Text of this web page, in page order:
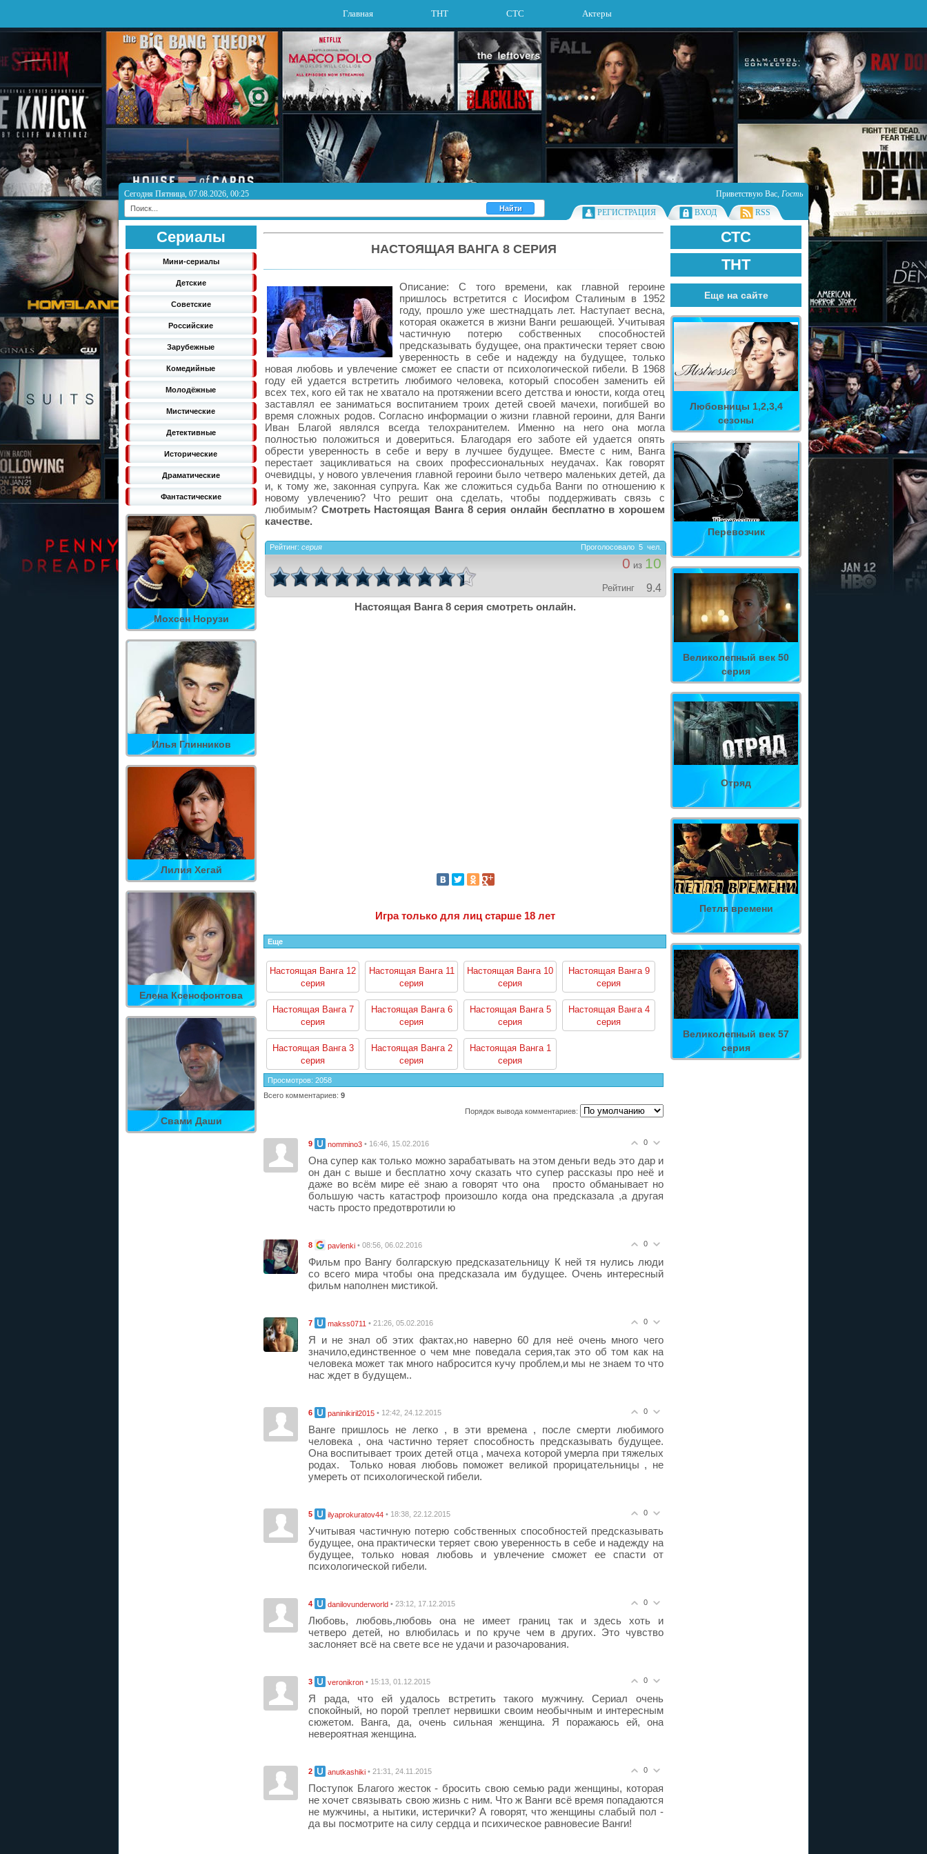
Главная ТНТ СТС Актеры
Сегодня Пятница, 07.08.2026, 00:25 Приветствую Вас, Гость
РЕГИСТРАЦИЯ
ВХОД RSS
Сериалы
Мини-сериалы
Детские
Советские
Российские
Зарубежные
Комедийные
Молодёжные
Мистические
Детективные
Исторические
Драматические
Фантастические
Мохсен Норузи
Илья Глинников
Лилия Хегай
Елена Ксенофонтова
Свами Даши
СТС
ТНТ
Еще на сайте
Любовницы 1,2,3,4
сезоны
Перевозчик
Великолепный век 50
серия
Отряд
Петля времени
Великолепный век 57
серия
НАСТОЯЩАЯ ВАНГА 8 СЕРИЯ
Описание: С того времени, как главной героине
пришлось встретится с Иосифом Сталиным в 1952
году, прошло уже шестнадцать лет. Наступает весна,
которая окажется в жизни Ванги решающей. Учитывая
частичную потерю собственных способностей
предсказывать будущее, она практически теряет свою
уверенность в себе и надежду на будущее, только
новая любовь и увлечение сможет ее спасти от психологической гибели. В 1968
году ей удается встретить любимого человека, который способен заменить ей
всех тех, кого ей так не хватало на протяжении всего детства и юности, когда отец
заставлял ее заниматься воспитанием троих детей своей мачехи, погибшей во
время сложных родов. Согласно информации о жизни главной героини, для Ванги
Иван Благой являлся всегда телохранителем. Именно на него она могла
полностью положиться и довериться. Благодаря его заботе ей удается опять
обрести уверенность в себе и веру в лучшее будущее. Вместе с ним, Ванга
перестает зацикливаться на своих профессиональных неудачах. Как говорят
очевидцы, у нового увлечения главной героини было четверо маленьких детей, да
и, к тому же, законная супруга. Как же сложиться судьба Ванги по отношению к
новому увлечению? Что решит она сделать, чтобы поддерживать связь с
любимым? Смотреть Настоящая Ванга 8 серия онлайн бесплатно в хорошем
качестве.
Рейтинг: серия Проголосовало 5 чел.
0 из 10
Рейтинг
9.4
Настоящая Ванга 8 серия смотреть онлайн.
Игра только для лиц старше 18 лет
Еще
Настоящая Ванга 12
серия
Настоящая Ванга 11
серия
Настоящая Ванга 10
серия
Настоящая Ванга 9
серия
Настоящая Ванга 7
серия
Настоящая Ванга 6
серия
Настоящая Ванга 5
серия
Настоящая Ванга 4
серия
Настоящая Ванга 3
серия
Настоящая Ванга 2
серия
Настоящая Ванга 1
серия
Просмотров: 2058
Всего комментариев: 9
Порядок вывода комментариев:
0
9 nommino3 • 16:46, 15.02.2016
Она супер как только можно зарабатывать на этом деньги ведь это дар и
он дан с выше и бесплатно хочу сказать что супер рассказы про неё и
даже во всём мире её знаю а говорят что она просто обманывает но
большую часть катастроф произошло когда она предсказала ,а другая
часть просто предотвротили ю
0
8 pavlenki • 08:56, 06.02.2016
Фильм про Вангу болгарскую предсказательницу К ней тя нулись люди
со всего мира чтобы она предсказала им будущее. Очень интересный
фильм наполнен мистикой.
0
7 makss0711 • 21:26, 05.02.2016
Я и не знал об этих фактах,но наверно 60 для неё очень много чего
значило,единственное о чем мне поведала серия,так это об том как на
человека может так много набросится кучу проблем,и мы не знаем то что
нас ждет в будущем..
0
6 paninikiril2015 • 12:42, 24.12.2015
Ванге пришлось не легко , в эти времена , после смерти любимого
человека , она частично теряет способность предсказывать будущее.
Она воспитывает троих детей отца , мачеха которой умерла при тяжелых
родах. Только новая любовь поможет великой прорицательницы , не
умереть от психологической гибели.
0
5 ilyaprokuratov44 • 18:38, 22.12.2015
Учитывая частичную потерю собственных способностей предсказывать
будущее, она практически теряет свою уверенность в себе и надежду на
будущее, только новая любовь и увлечение сможет ее спасти от
психологической гибели.
0
4 danilovunderworld • 23:12, 17.12.2015
Любовь, любовь,любовь она не имеет границ так и здесь хоть и
четверо детей, но влюбилась и по круче чем в других. Это чувство
заслоняет всё на свете все не удачи и разочарования.
0
3 veronikron • 15:13, 01.12.2015
Я рада, что ей удалось встретить такого мужчину. Сериал очень
спокойный, но порой треплет нервишки своим необычным и интересным
сюжетом. Ванга, да, очень сильная женщина. Я поражаюсь ей, она
невероятная женщина.
0
2 anutkashiki • 21:31, 24.11.2015
Поступок Благого жесток - бросить свою семью ради женщины, которая
не хочет связывать свою жизнь с ним. Что ж Ванги всё время попадаются
не мужчины, а нытики, истерички? А говорят, что женщины слабый пол -
да вы посмотрите на силу сердца и психическое равновесие Ванги!